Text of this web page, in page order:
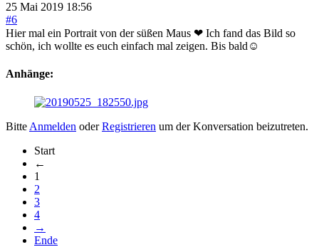
25 Mai 2019 18:56
#6
Hier mal ein Portrait von der süßen Maus ❤ Ich fand das Bild so
schön, ich wollte es euch einfach mal zeigen. Bis bald☺
Anhänge:
Bitte Anmelden oderRegistrieren um der Konversation beizutreten.
Start
←
1
2
3
4
→
Ende